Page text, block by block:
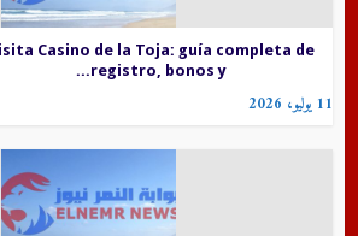
Casino de la Toja: guía completa de
registro, bonos y...
11 يوليو، 2026